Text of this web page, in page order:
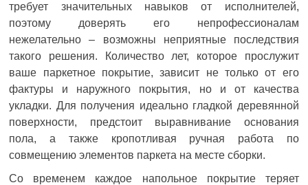
требует значительных навыков от исполнителей,
поэтому доверять его непрофессионалам
нежелательно – возможны неприятные последствия
такого решения. Количество лет, которое прослужит
ваше паркетное покрытие, зависит не только от его
фактуры и наружного покрытия, но и от качества
укладки. Для получения идеально гладкой деревянной
поверхности, предстоит выравнивание основания
пола, а также кропотливая ручная работа по
совмещению элементов паркета на месте сборки.
Со временем каждое напольное покрытие теряет